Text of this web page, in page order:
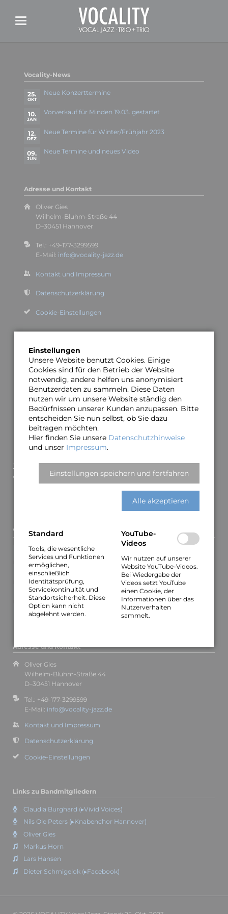
Vocality-News
25.
OKT
Neue Konzerttermine
10.
JAN
Vorverkauf für Minden 19.03. gestartet
12.
DEZ
Neue Termine für Winter/Frühjahr 2023
09.
JUN
Neue Termine und neues Video
Adresse und Kontakt
Oliver Gies
Wilhelm-Bluhm-Straße 44
D–30451 Hannover
Tel.: +49-177-3299599
E-Mail: info@vocality-jazz.de
Kontakt und Impressum
Datenschutzerklärung
Cookie-Einstellungen
Links zu Bandmitgliedern
Claudia Burghard (▸Vivid Voices)
Nils Ole Peters (▸Knabenchor Hannover)
Oliver Gies
Markus Horn
Lars Hansen
Dieter Schmigelok (▸Facebook)
Jetzt unseren Newsletter abonnieren und keine
wichtigen Informationen mehr verpassen.
Vocality-News
Neue Konzerttermine
Vorverkauf für Minden 19.03. gestartet
Neue Termine für Winter/Frühjahr 2023
Neue Termine und neues Video
Adresse und Kontakt
Oliver Gies
Wilhelm-Bluhm-Straße 44
D–30451 Hannover
Tel.: +49-177-3299599
E-Mail: info@vocality-jazz.de
Kontakt und Impressum
Datenschutzerklärung
Cookie-Einstellungen
Links zu Bandmitgliedern
Claudia Burghard (▸Vivid Voices)
Nils Ole Peters (▸Knabenchor Hannover)
Oliver Gies
Markus Horn
Lars Hansen
Dieter Schmigelok (▸Facebook)
Einstellungen
Unsere Website benutzt Cookies. Einige
Cookies sind für den Betrieb der Website
notwendig, andere helfen uns anonymisiert
Benutzerdaten zu sammeln. Diese Daten
nutzen wir um unsere Website ständig den
Bedürfnissen unserer Kunden anzupassen. Bitte
entscheiden Sie nun selbst, ob Sie dazu
beitragen möchten.
Hier finden Sie unsere Datenschutzhinweise
und unser Impressum.
Einstellungen speichern und fortfahren
Alle akzeptieren
Standard
Tools, die wesentliche
Services und Funktionen
ermöglichen,
einschließlich
Identitätsprüfung,
Servicekontinuität und
Standortsicherheit. Diese
Option kann nicht
abgelehnt werden.
YouTube-
Videos
Wir nutzen auf unserer
Website YouTube-Videos.
Bei Wiedergabe der
Videos setzt YouTube
einen Cookie, der
Informationen über das
Nutzerverhalten
sammelt.